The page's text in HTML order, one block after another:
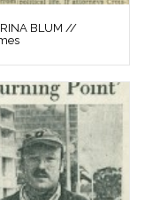
BLUM //